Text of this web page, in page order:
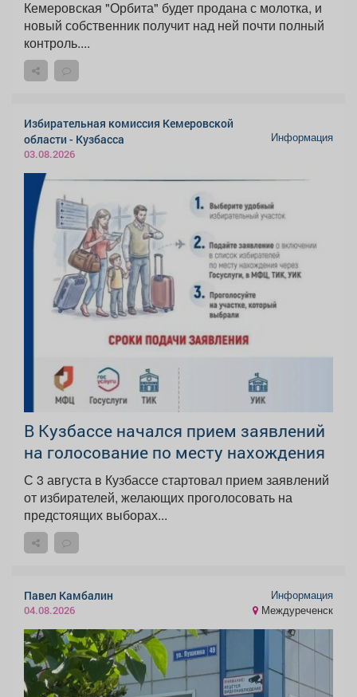
Кемеровская "Орбита" будет продана с молотка, и
новый собственник получит над ней почти полный
контроль....
Избирательная комиссия Кемеровской
области - Кузбасса
03.08.2026
Информация
В Кузбассе начался прием заявлений
на голосование по месту нахождения
С 3 августа в Кузбассе стартовал прием заявлений
от избирателей, желающих проголосовать на
предстоящих выборах...
Павел Камбалин
04.08.2026
Информация
Междуреченск